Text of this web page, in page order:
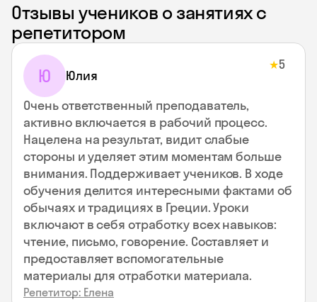
Отзывы учеников о занятиях с
репетитором
Ю Юлия
★5
Очень ответственный преподаватель,
активно включается в рабочий процесс.
Нацелена на результат, видит слабые
стороны и уделяет этим моментам больше
внимания. Поддерживает учеников. В ходе
обучения делится интересными фактами об
обычаях и традициях в Греции. Уроки
включают в себя отработку всех навыков:
чтение, письмо, говорение. Составляет и
предоставляет вспомогательные
материалы для отработки материала.
Репетитор: Елена